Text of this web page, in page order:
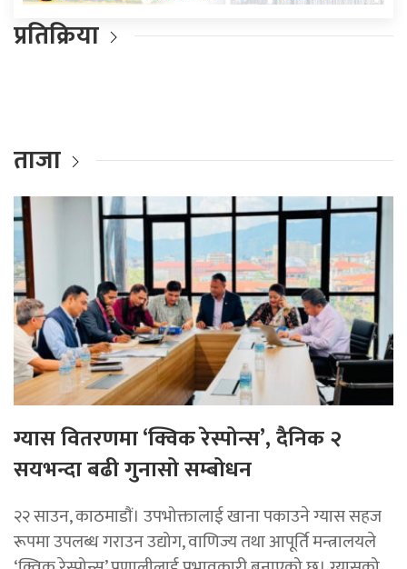
प्रतिक्रिया
ताजा
ग्यास वितरणमा ‘क्विक रेस्पोन्स’, दैनिक २
सयभन्दा बढी गुनासो सम्बोधन
२२ साउन, काठमाडाैं। उपभोक्तालाई खाना पकाउने ग्यास सहज
रूपमा उपलब्ध गराउन उद्योग, वाणिज्य तथा आपूर्ति मन्त्रालयले